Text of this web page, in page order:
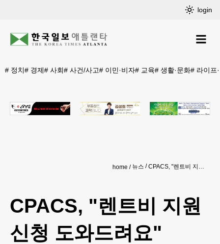
login
# 정치# 경제# 사회# 사건/사고# 이민·비자# 교육# 생활·문화# 라이프
home 뉴스 CPACS, "렌트비 지원 신청 도와드려요"
CPACS, "렌트비 지원
신청 도와드려요"